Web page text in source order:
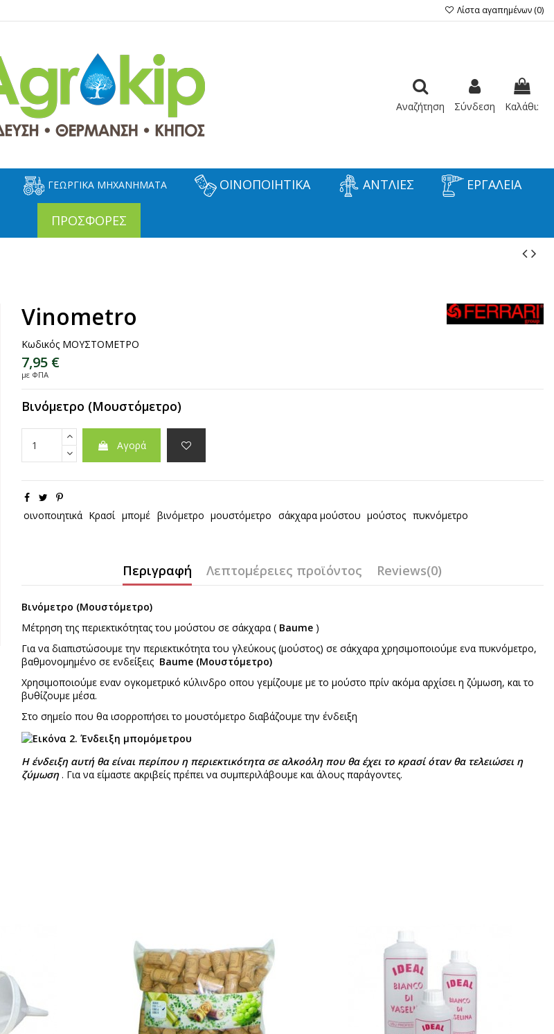
Λίστα αγαπημένων (0)
Αναζήτηση Σύνδεση Καλάθι:
ΓΕΩΡΓΙΚΑ ΜΗΧΑΝΗΜΑΤΑ ΟΙΝΟΠΟΙΗΤΙΚΑ ΑΝΤΛΙΕΣ ΕΡΓΑΛΕΙΑ
ΠΡΟΣΦΟΡΕΣ
Vinometro
Κωδικός ΜΟΥΣΤΟΜΕΤΡΟ
7,95 €
με ΦΠΑ
Βινόμετρο (Μουστόμετρο)
Αγορά
οινοποιητικά Κρασί μπομέ βινόμετρο μουστόμετρο σάκχαρα μούστου μούστος πυκνόμετρο
Περιγραφή Λεπτομέρειες προϊόντος Reviews(0)
Βινόμετρο (Μουστόμετρο)
Μέτρηση της περιεκτικότητας του μούστου σε σάκχαρα ( Baume )
Για να διαπιστώσουμε την περιεκτικότητα του γλεύκους (μούστος) σε σάκχαρα χρησιμοποιούμε ενα πυκνόμετρο,
βαθμονομημένο σε ενδείξεις Baume (Μουστόμετρο)
Χρησιμοποιούμε εναν ογκομετρικό κύλινδρο οπου γεμίζουμε με το μούστο πρίν ακόμα αρχίσει η ζύμωση, και το
βυθίζουμε μέσα.
Στο σημείο που θα ισορροπήσει το μουστόμετρο διαβάζουμε την ένδειξη
Η ένδειξη αυτή θα είναι περίπου η περιεκτικότητα σε αλκοόλη που θα έχει το κρασί όταν θα τελειώσει η
ζύμωση. Για να είμαστε ακριβείς πρέπει να συμπεριλάβουμε και άλους παράγοντες.